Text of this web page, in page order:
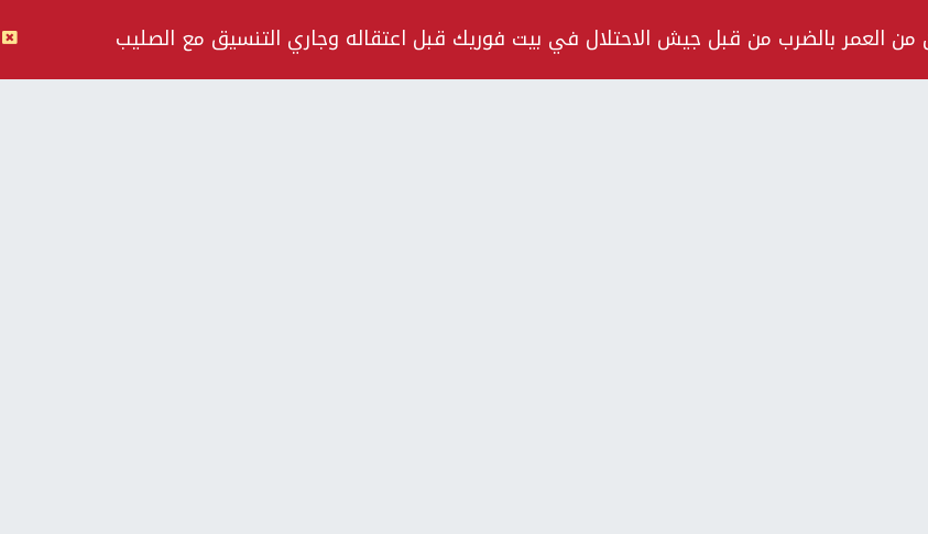
من العمر بالضرب من قبل جيش الاحتلال في بيت فوريك قبل اعتقاله وجاري التنسيق مع الصليب
معرضين للخطر الشديد في القطاع، فهم